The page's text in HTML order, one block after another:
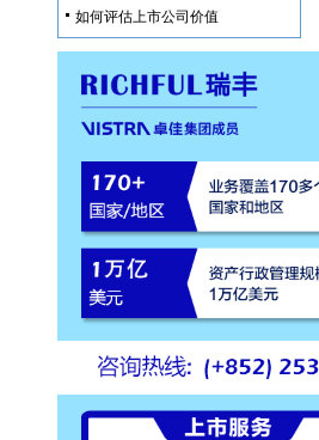
如何评估上市公司价值